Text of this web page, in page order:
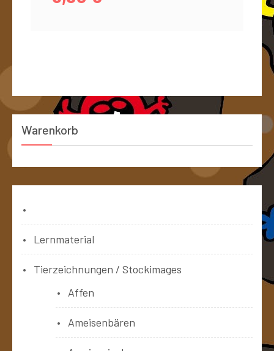
Warenkorb
Lernmaterial
Tierzeichnungen / Stockimages
Affen
Ameisenbären